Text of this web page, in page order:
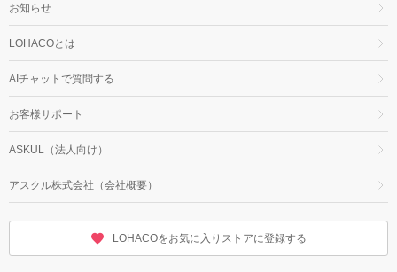
お知らせ
LOHACOとは
AIチャットで質問する
お客様サポート
ASKUL（法人向け）
アスクル株式会社（会社概要）
LOHACOをお気に入りストアに登録する